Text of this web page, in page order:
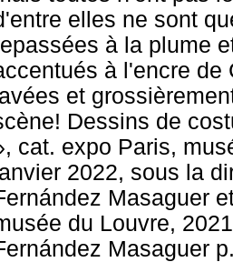
elles ne sont
à la plume
à l'encre de
lavées et
Dessins de
cat. expo Paris,
2022, sous la
Masaguer
du Louvre,
Masaguer